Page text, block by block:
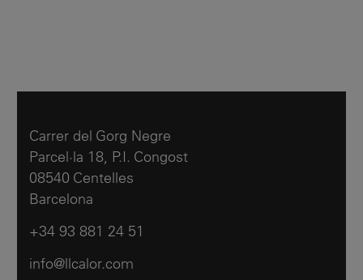
Carrer del Gorg Negre
Parcel·la 18, P.I. Congost
08540 Centelles
Barcelona
+34 93 881 24 51
info@llcalor.com